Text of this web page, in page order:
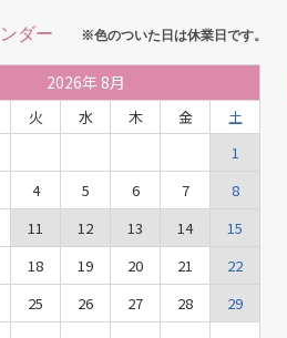
ダー ※色のついた日は休業日です。
2026年 8月
火 水 木 金
土
1
4 5 6 7
8
11 12 13 14
15
18 19 20 21
22
25 26 27 28
29